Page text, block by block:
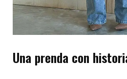
Una prenda con